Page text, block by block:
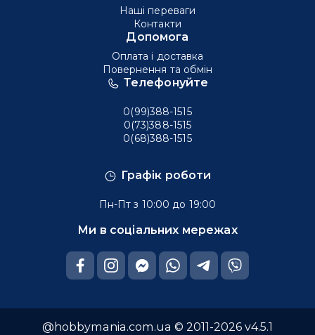
Графік роботи
Пн-Пт з 10:00 до 19:00
Ми в соціальних мережах
Телефонуйте
0(99)388-1515
0(73)388-1515
0(68)388-1515
Наші переваги
Контакти
Допомога
Оплата і доставка
Повернення та обмін
@hobbymania.com.ua © 2011-2026 v4.5.1